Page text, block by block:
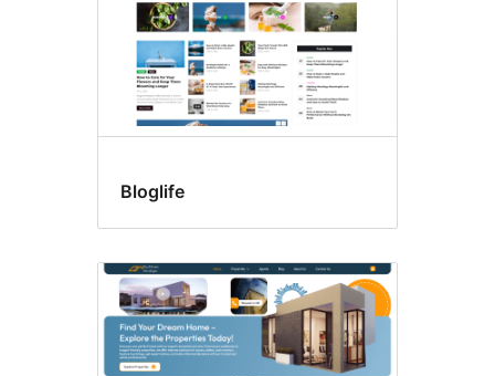
Bloglife